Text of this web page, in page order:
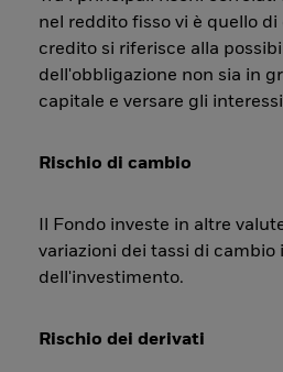
nel reddito fisso vi è quello
credito si riferisce alla
dell'obbligazione non sia in
capitale e versare gli
Rischio di cambio
Il Fondo investe in altre
variazioni dei tassi di cambio
dell'investimento.
Rischio dei derivati